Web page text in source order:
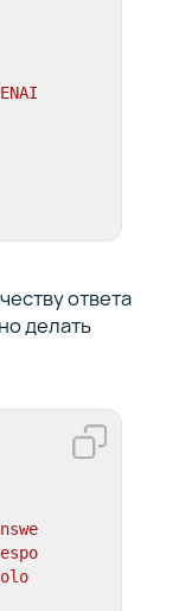
ответа
делать